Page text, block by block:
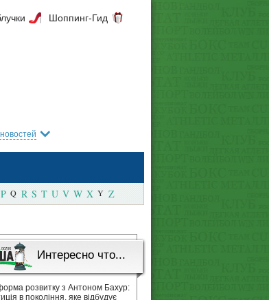
Шоппинг-Гид
P Q R S T U V W X Y Z
Интересно что...
розвитку з Антоном Бахур:
в покоління, яке відбудує